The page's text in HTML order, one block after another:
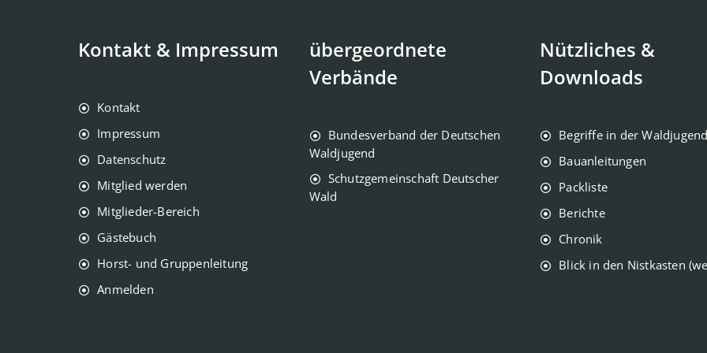
Kontakt & Impressum
Kontakt
Impressum
Datenschutz
Mitglied werden
Mitglieder-Bereich
Gästebuch
Horst- und Gruppenleitung
Anmelden
übergeordnete
Verbände
Bundesverband der Deutschen
Waldjugend
Schutzgemeinschaft Deutscher
Wald
Nützliches &
Downloads
Begriffe in der Waldjugend
Bauanleitungen
Packliste
Berichte
Chronik
Blick in den Nistkasten